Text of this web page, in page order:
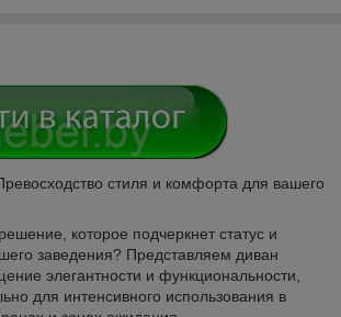
стиля и комфорта для вашего
которое подчеркнет статус и
заведения? Представляем диван
элегантности и функциональности,
для интенсивного использования в